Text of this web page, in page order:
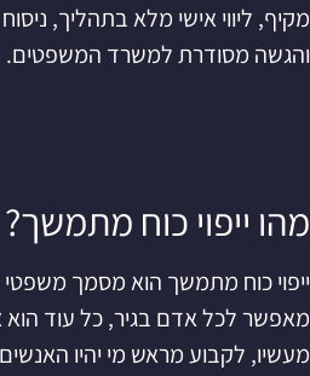
מקיף, ליווי אישי מלא בתהליך,
והגשה מסודרת למשרד המשפטים.
מהו ייפוי כוח מתמשך?
ייפוי כוח מתמשך הוא מסמך
מאפשר לכל אדם בגיר, כל עוד הוא
מעשיו, לקבוע מראש מי יהיו